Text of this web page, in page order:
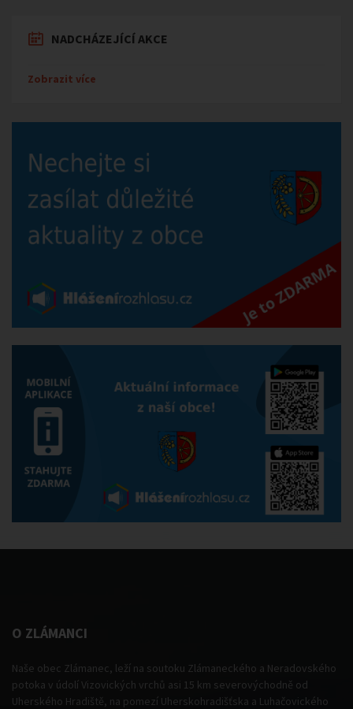
NADCHÁZEJÍCÍ AKCE
Zobrazit více
O ZLÁMANCI
Naše obec Zlámanec, leží na soutoku Zlámaneckého a Neradovského
potoka v údolí Vizovických vrchů asi 15 km severovýchodně od
Uherského Hradiště, na pomezí Uherskohradišťska a Luhačovického